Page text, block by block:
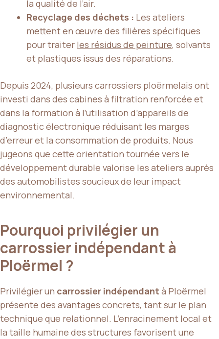
la qualité de l’air.
Recyclage des déchets : Les ateliers
mettent en œuvre des filières spécifiques
pour traiter les résidus de peinture, solvants
et plastiques issus des réparations.
Depuis 2024, plusieurs carrossiers ploërmelais ont
investi dans des cabines à filtration renforcée et
dans la formation à l’utilisation d’appareils de
diagnostic électronique réduisant les marges
d’erreur et la consommation de produits. Nous
jugeons que cette orientation tournée vers le
développement durable valorise les ateliers auprès
des automobilistes soucieux de leur impact
environnemental.
Pourquoi privilégier un
carrossier indépendant à
Ploërmel ?
Privilégier un carrossier indépendant à Ploërmel
présente des avantages concrets, tant sur le plan
technique que relationnel. L’enracinement local et
la taille humaine des structures favorisent une